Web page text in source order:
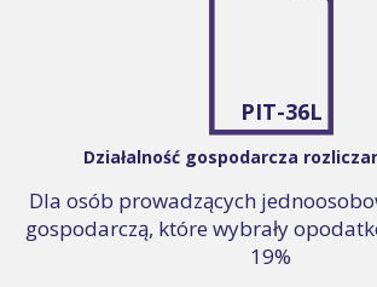
PIT-36L
Działalność gospodarcza
Dla osób prowadzących
gospodarczą, które wybrały
19%